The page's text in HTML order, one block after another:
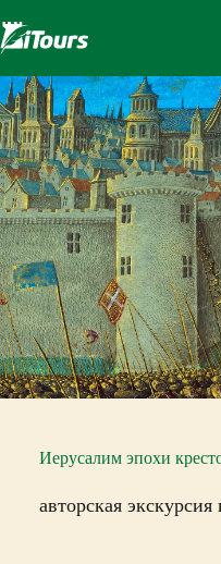
к
сути
Иерусалим эпохи
авторская экскурсия